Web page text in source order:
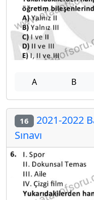
A B
16 2021-2022
Sınavı